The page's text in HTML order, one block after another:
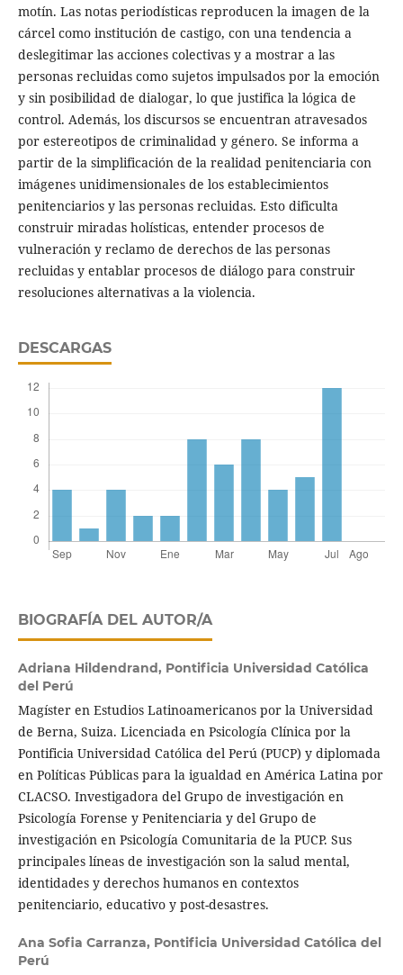
motín. Las notas periodísticas reproducen la imagen de la
cárcel como institución de castigo, con una tendencia a
deslegitimar las acciones colectivas y a mostrar a las
personas recluidas como sujetos impulsados por la emoción
y sin posibilidad de dialogar, lo que justifica la lógica de
control. Además, los discursos se encuentran atravesados
por estereotipos de criminalidad y género. Se informa a
partir de la simplificación de la realidad penitenciaria con
imágenes unidimensionales de los establecimientos
penitenciarios y las personas recluidas. Esto dificulta
construir miradas holísticas, entender procesos de
vulneración y reclamo de derechos de las personas
recluidas y entablar procesos de diálogo para construir
resoluciones alternativas a la violencia.
DESCARGAS
BIOGRAFÍA DEL AUTOR/A
Adriana Hildendrand, Pontificia Universidad Católica
del Perú
Magíster en Estudios Latinoamericanos por la Universidad
de Berna, Suiza. Licenciada en Psicología Clínica por la
Pontificia Universidad Católica del Perú (PUCP) y diplomada
en Políticas Públicas para la igualdad en América Latina por
CLACSO. Investigadora del Grupo de investigación en
Psicología Forense y Penitenciaria y del Grupo de
investigación en Psicología Comunitaria de la PUCP. Sus
principales líneas de investigación son la salud mental,
identidades y derechos humanos en contextos
penitenciario, educativo y post-desastres.
Ana Sofia Carranza, Pontificia Universidad Católica del
Perú